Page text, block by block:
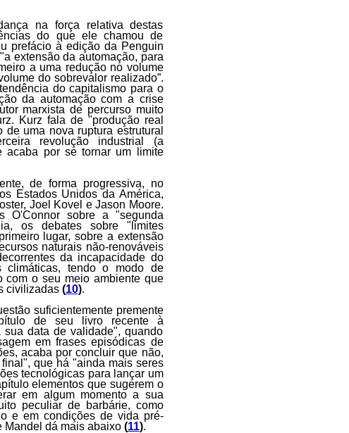
na força relativa destas
do que ele chamou de
prefácio à edição da Penguin
extensão da automação, para
a uma redução no volume
do sobrevalor realizado”.
do capitalismo para o
da automação com a crise
marxista de percurso muito
Kurz fala de "produção real
uma nova ruptura estrutural
revolução industrial (a
acaba por se tornar um limite
de forma progressiva, no
Estados Unidos da América,
Joel Kovel e Jason Moore.
O'Connor sobre a "segunda
os debates sobre "limites
lugar, sobre a extensão
naturais não-renováveis
da incapacidade do
climáticas, tendo o modo de
com o seu meio ambiente que
civilizadas (10).
suficientemente premente
de seu livro recente à
data de validade", quando
em frases episódicas de
acaba por concluir que não,
que há "ainda mais seres
tecnológicas para lançar um
elementos que sugerem o
em algum momento a sua
peculiar de barbárie, como
e em condições de vida pré-
Mandel dá mais abaixo (11).